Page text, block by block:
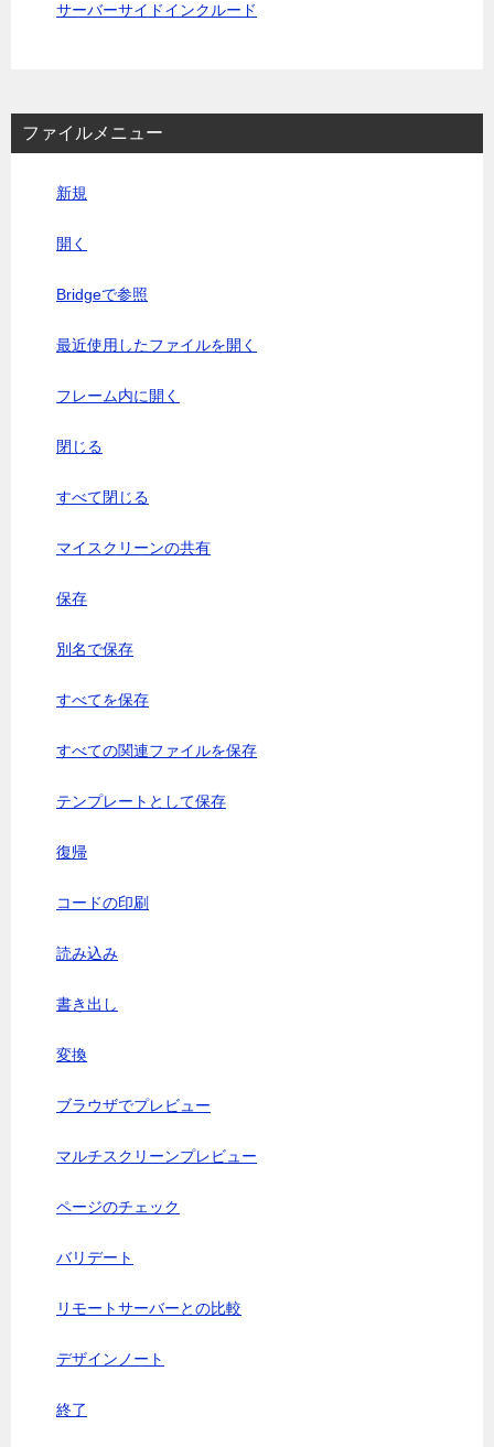
サーバーサイドインクルード
ファイルメニュー
新規
開く
Bridgeで参照
最近使用したファイルを開く
フレーム内に開く
閉じる
すべて閉じる
マイスクリーンの共有
保存
別名で保存
すべてを保存
すべての関連ファイルを保存
テンプレートとして保存
復帰
コードの印刷
読み込み
書き出し
変換
ブラウザでプレビュー
マルチスクリーンプレビュー
ページのチェック
バリデート
リモートサーバーとの比較
デザインノート
終了